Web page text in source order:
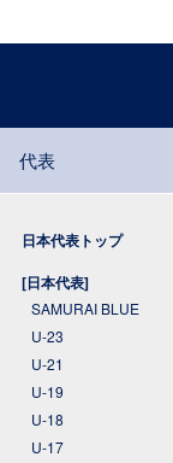
代表
日本代表トップ
[日本代表]
SAMURAI BLUE
U-23
U-21
U-19
U-18
U-17